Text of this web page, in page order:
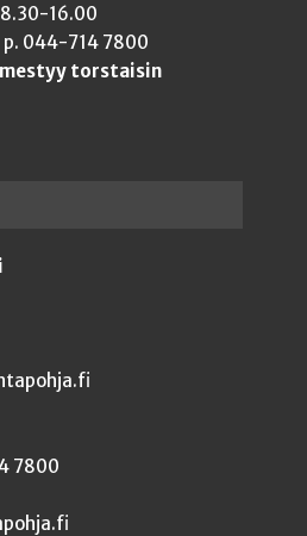
16.00
p. 044-714 7800
torstaisin
7800